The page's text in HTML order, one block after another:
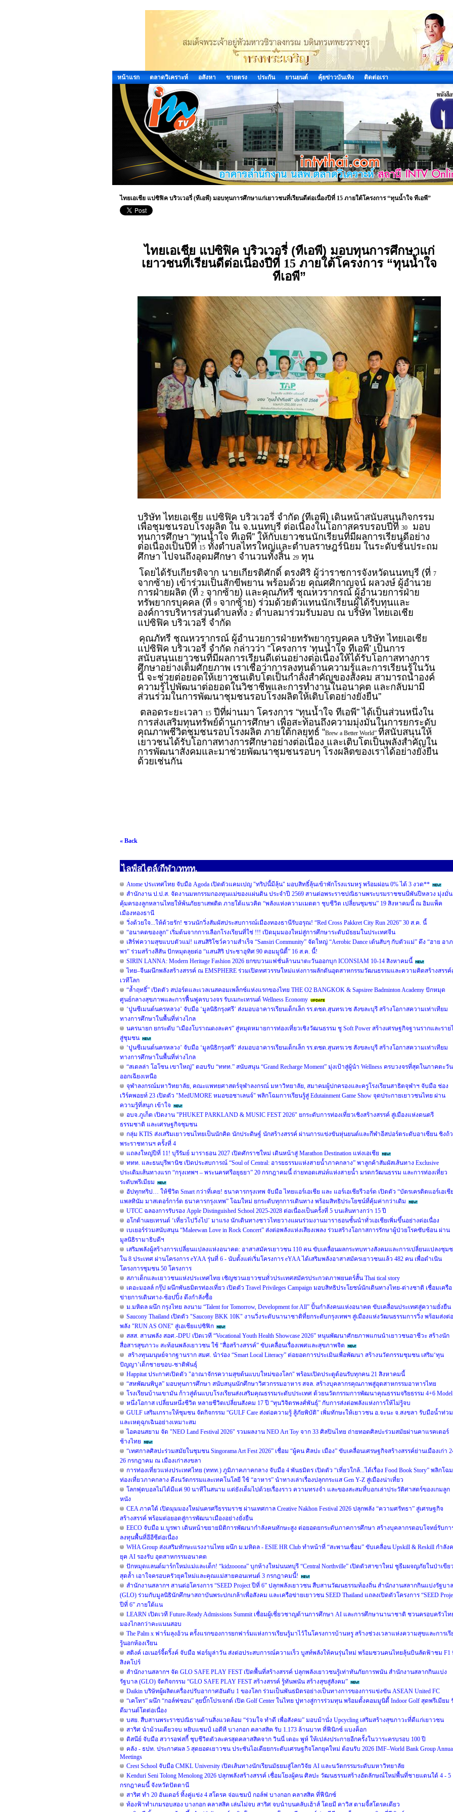
หน้าแรก ตลาดวิเคราะห์ อสังหา ขายตรง ประกัน ยานยนต์ คุ้ยข่าวบันเทิง ติดต่อเรา
ไทยเอเชีย แปซิฟิค บริวเวอรี่ (ทีเอพี) มอบทุนการศึกษาแก่เยาวชนที่เรียนดีต่อเนื่องปีที่ 15 ภายใต้โครงการ “ทุนน้ำใจ ทีเอพี”
ไทยเอเชีย แปซิฟิค บริวเวอรี่ (ทีเอพี) มอบทุนการศึกษาแก่
เยาวชนที่เรียนดีต่อเนื่องปีที่ 15 ภายใต้โครงการ “ทุนน้ำใจ
ทีเอพี”
บริษัท ไทยเอเชีย แปซิฟิค บริวเวอรี่ จำกัด (ทีเอพี) เดินหน้าสนับสนุนกิจกรรม
เพื่อชุมชนรอบโรงผลิต ใน จ.นนทบุรี ต่อเนื่องในโอกาสครบรอบปีที่ 30
มอบ
ทุนการศึกษา “ทุนน้ำใจ ทีเอพี” ให้กับเยาวชนนักเรียนที่มีผลการเรียนดีอย่าง
ต่อเนื่องเป็นปีที่ 15 ทั้งตำบลไทรใหญ่และตำบลราษฎร์นิยม ในระดับชั้นประถม
ศึกษา ไปจนถึงอุดมศึกษา จำนวนทั้งสิ้น 29 ทุน
โดยได้รับเกียรติจาก นายเกียรติศักดิ์ ตรงศิริ ผู้ว่าราชการจังหวัดนนทบุรี (ที่ 7
จากซ้าย) เข้าร่วมเป็นสักขีพยาน พร้อมด้วย คุณศศิกาญจน์ ผลวงษ์ ผู้อำนวย
การฝ่ายผลิต (ที่ 2 จากซ้าย) และคุณภัทรี ชุณหวรากรณ์ ผู้อำนวยการฝ่าย
ทรัพยากรบุคคล (ที่ 9 จากซ้าย) ร่วมด้วยตัวแทนนักเรียนผู้ได้รับทุนและ
องค์การบริหารส่วนตำบลทั้ง 2 ตำบลมาร่วมรับมอบ ณ บริษัท ไทยเอเชีย
แปซิฟิค บริวเวอรี่ จำกัด
คุณภัทรี ชุณหวรากรณ์ ผู้อำนวยการฝ่ายทรัพยากรบุคคล บริษัท ไทยเอเชีย
แปซิฟิค บริวเวอรี่ จำกัด กล่าวว่า “โครงการ ‘ทุนน้ำใจ ทีเอพี’ เป็นการ
สนับสนุนเยาวชนที่มีผลการเรียนดีเด่นอย่างต่อเนื่องให้ได้รับโอกาสทางการ
ศึกษาอย่างเต็มศักยภาพ เราเชื่อว่าการลงทุนด้านความรู้และการเรียนรู้ในวัน
นี้ จะช่วยต่อยอดให้เยาวชนเติบโตเป็นกำลังสำคัญของสังคม สามารถนำองค์
ความรู้ไปพัฒนาต่อยอดในวิชาชีพและการทำงานในอนาคต และกลับมามี
ส่วนร่วมในการพัฒนาชุมชนรอบโรงผลิตให้เติบโตอย่างยั่งยืน”
ตลอดระยะเวลา 15 ปีที่ผ่านมา โครงการ “ทุนน้ำใจ ทีเอพี” ได้เป็นส่วนหนึ่งใน
การส่งเสริมทุนทรัพย์ด้านการศึกษา เพื่อสะท้อนถึงความมุ่งมั่นในการยกระดับ
คุณภาพชีวิตชุมชนรอบโรงผลิต ภายใต้กลยุทธ์ “Brew a Better World” ที่สนับสนุนให้
เยาวชนได้รับโอกาสทางการศึกษาอย่างต่อเนื่อง และเติบโตเป็นพลังสำคัญใน
การพัฒนาสังคมและมาช่วยพัฒนาชุมชนรอบๆ โรงผลิตของเราได้อย่างยั่งยืน
ด้วยเช่นกัน
« Back
ไลฟ์สไตล์/กีฬา/ททท.
Atome ประเทศไทย จับมือ Agoda เปิดตัวแคมเปญ "ทริปนี้มีลุ้น" มอบสิทธิ์ลุ้นเข้าพักโรงแรมหรู พร้อมผ่อน 0% ได้ 3 งวด**
สำนักงาน ป.ป.ส. จัดงานมหกรรมกองทุนแม่ของแผ่นดิน ประจำปี 2569 สานต่อพระราชปณิธานพระบรมราชชนนีพันปีหลวง มุ่งมั่น
คุ้มครองลูกหลานไทยให้พ้นภัยยาเสพติด ภายใต้แนวคิด “พลังแห่งความเมตตา ชุบชีวิต เปลี่ยนชุมชน” 19 สิงหาคมนี้ ณ อิมแพ็ค
เมืองทองธานี
วิ่งด้วยใจ...ให้ด้วยรัก! ชวนนักวิ่งสัมผัสประสบการณ์เมืองทองธานีรับอรุณ! “Red Cross Pakkret City Run 2026” 30 ส.ค. นี้
“อนาคตของลูก” เริ่มต้นจากการเลือกโรงเรียนที่ใช่ !!! เปิดมุมมองใหม่สู่การศึกษาระดับมัธยมในประเทศจีน
เสิร์ฟความสุขแบบตัวแม่! แสนสิริโชว์ความสำเร็จ “Sansiri Community” จัดใหญ่ “Aerobic Dance เต้นสับๆ กับตัวแม่” ดึง “ฮาย อา
พร” ร่วมสร้างสีสัน ปักหมุดลุยต่อ “แสนสิริ ประชาอุทิศ 90 คอมมูนิตี้” 16 ส.ค. นี้!
SIRIN LANNA: Modern Heritage Fashion 2026 ยกขบวนแฟชั่นล้านนาตะวันออกบุก ICONSIAM 10-14 สิงหาคมนี้
ไทย–จีนผนึกพลังสร้างสรรค์ ณ EMSPHERE ร่วมเปิดทศวรรษใหม่แห่งการผลักดันอุตสาหกรรมวัฒนธรรมและความคิดสร้างสรรค์
เวทีโลก
“ล้ำฤทธิ์” เปิดตัว สปอร์ตและเวลเนสคอมเพล็กซ์แห่งแรกของไทย THE O2 BANGKOK & Sapsiree Badminton Academy ปักหมุด
ศูนย์กลางสุขภาพและการฟื้นฟูครบวงจร รับเมกะเทรนด์ Wellness Economy
‘ปูนซีเมนต์นครหลวง’ จับมือ ‘มูลนิธิกรุงศรี’ ส่งมอบอาคารเรียนเด็กเล็ก รร.ตชด.สุนทรเวช สังขละบุรี สร้างโอกาสความเท่าเทียม
ทางการศึกษาในพื้นที่ห่างไกล
นครนายก ยกระดับ “เมืองโบราณดงละคร” สู่หมุดหมายการท่องเที่ยวเชิงวัฒนธรรม ชู Soft Power สร้างเศรษฐกิจฐานรากและราย
สู่ชุมชน
‘ปูนซีเมนต์นครหลวง’ จับมือ ‘มูลนิธิกรุงศรี’ ส่งมอบอาคารเรียนเด็กเล็ก รร.ตชด.สุนทรเวช สังขละบุรี สร้างโอกาสความเท่าเทียม
ทางการศึกษาในพื้นที่ห่างไกล
“สเตลล่า โอโซน เขาใหญ่” ตอบรับ “ททท.” สนับสนุน “Grand Recharge Moment” มุ่งเป้าสู่ผู้นำ Wellness ครบวงจรที่สุดในภาคตะวัน
ออกเฉียงเหนือ
จุฬาลงกรณ์มหาวิทยาลัย, คณะแพทยศาสตร์จุฬาลงกรณ์ มหาวิทยาลัย, สมาคมผู้ปกครองและครูโรงเรียนสาธิตจุฬาฯ จับมือ ช่อง
เวิร์คพอยท์ 23 เปิดตัว "MedUMORE หมอขอชาเลนจ์" พลิกโฉมการเรียนรู้สู่ Edutainment Game Show จุดประกายเยาวชนไทย ผ่าน
ความรู้ที่สนุก เข้าใจ
อบจ.ภูเก็ต เปิดงาน "PHUKET PARKLAND & MUSIC FEST 2026" ยกระดับการท่องเที่ยวเชิงสร้างสรรค์ สู่เมืองแห่งดนตรี
ธรรมชาติ และเศรษฐกิจชุมชน
กลุ่ม KTIS ส่งเสริมเยาวชนไทยเป็นนักคิด นักประดิษฐ์ นักสร้างสรรค์ ผ่านการแข่งขันหุ่นยนต์และกีฬาอีสปอร์ตระดับอาเซียน ชิงถ้
พระราชทานฯ ครั้งที่ 4
แถลงใหญ่ปีที่ 11! บุรีรัมย์ มาราธอน 2027 เปิดศักราชใหม่ เดินหน้าสู่ Marathon Destination แห่งเอเชีย
ททท. และธนบุรีพานิช เปิดประสบการณ์ “Soul of Central: อารยธรรมแห่งสายน้ำภาคกลาง” พาลูกค้าสัมผัสเส้นทาง Exclusive
ประเดิมเส้นทางแรก “กรุงเทพฯ – พระนครศรีอยุธยา” 20 กรกฎาคมนี้ ถ่ายทอดเสน่ห์แห่งสายน้ำ มรดกวัฒนธรรม และการท่องเที่ยว
ระดับพรีเมียม
อัปทุกทริป… ให้ชีวิต Smart กว่าที่เคย! ธนาคารกรุงเทพ จับมือ ไทยแอร์เอเชีย และ แอร์เอเชียรีวอร์ด เปิดตัว “บัตรเครดิตแอร์เอเชีย
แพลทินัม มาสเตอร์การ์ด ธนาคารกรุงเทพ” โฉมใหม่ ยกระดับทุกการเดินทาง พร้อมสิทธิประโยชน์ที่คุ้มค่ากว่าเดิม
UTCC ฉลองการรับรอง Apple Distinguished School 2025-2028 ต่อเนื่องเป็นครั้งที่ 5 บนเส้นทางกว่า 15 ปี
อโกด้าเผยเทรนด์ ‘เที่ยวไปวิ่งไป’ มาแรง นักเดินทางชาวไทยวางแผนร่วมงานมาราธอนชั้นนำทั่วเอเชียเพิ่มขึ้นอย่างต่อเนื่อง
เบเยอร์ร่วมสนับสนุน “Maleewan Love in Rock Concert” ส่งต่อพลังแห่งเสียงเพลง ร่วมสร้างโอกาสการรักษาผู้ป่วยโรคซับซ้อน ผ่าน
มูลนิธิรามาธิบดีฯ
เสริมพลังผู้สร้างการเปลี่ยนแปลงแห่งอนาคต: อาสาสมัครเยาวชน 110 คน ขับเคลื่อนผลกระทบทางสังคมและการเปลี่ยนแปลงชุม
ใน 8 ประเทศ ผ่านโครงการ eYAA รุ่นที่ 6 - นับตั้งแต่เริ่มโครงการ eYAA ได้เสริมพลังอาสาสมัครเยาวชนแล้ว 482 คน เพื่อดำเนิน
โครงการชุมชน 50 โครงการ
สภาเด็กและเยาวชนแห่งประเทศไทย เชิญชวนเยาวชนทั่วประเทศสมัครประกวดภาพยนตร์สั้น Thai tical story
เดอะมอลล์ กรุ๊ป ผนึกพันธมิตรท่องเที่ยว เปิดตัว Travel Privileges Campaign มอบสิทธิประโยชน์นักเดินทางไทย-ต่างชาติ เชื่อมเครือ
ข่ายการเดินทาง-ช้อปปิ้ง ดึงกำลังซื้อ
ม.มหิดล ผนึก กรุงไทย ลงนาม “Talent for Tomorrow, Development for All” ปั้นกำลังคนแห่งอนาคต ขับเคลื่อนประเทศสู่ความยั่งยืน
Saucony Thailand เปิดตัว "Saucony BKK 10K" งานวิ่งระดับนานาชาติที่ยกระดับกรุงเทพฯ สู่เมืองแห่งวัฒนธรรมการวิ่ง พร้อมส่งต่อ
พลัง "RUN AS ONE" สู่เอเชียแปซิฟิก
สสส. สานพลัง สอศ.-DPU เปิดเวที “Vocational Youth Health Showcase 2026” หนุนพัฒนาศักยภาพแกนนำเยาวชนอาชีวะ สร้างนัก
สื่อสารสุขภาวะ สะท้อนพลังเยาวชน ใช้ “สื่อสร้างสรรค์” ขับเคลื่อนเรื่องเพศและสุขภาพจิต
สร้างทุนมนุษย์จากฐานราก สมศ. นำร่อง “Smart Local Literacy” ต่อยอดการประเมินเพื่อพัฒนา สร้างนวัตกรรมชุมชน เสริม‘ทุน
ปัญญา’เด็กชายขอบ-ชาติพันธุ์
Happitat ประกาศเปิดตัว "อาณาจักรความสุขต้นแบบใหม่ของโลก" พร้อมเปิดประตูต้อนรับทุกคน 21 สิงหาคมนี้
“สหพัฒนพิบูล” มอบทุนการศึกษา สนับสนุนนักศึกษาวิศวกรรมอาหาร สจล. สร้างบุคลากรคุณภาพสู่อุตสาหกรรมอาหารไทย
โรงเรียนบ้านเขามัน ก้าวสู่ต้นแบบโรงเรียนส่งเสริมคุณธรรมระดับประเทศ ด้วยนวัตกรรมการพัฒนาคุณธรรมจริยธรรม 4+6 Model
หนึ่งโอกาส เปลี่ยนหนึ่งชีวิต หลายชีวิตเปลี่ยนสังคม 17 ปี “ทุนวิจิตรพงศ์พันธุ์” กับการส่งต่อพลังแห่งการให้ไม่รู้จบ
GULF เสริมเกราะให้ชุมชน จัดกิจกรรม “GULF Care ส่งต่อความรู้ สู้ภัยพิบัติ” เพิ่มทักษะให้เยาวชน อ.จะนะ จ.สงขลา รับมือน้ำท่วม
และเหตุฉุกเฉินอย่างเหมาะสม
ไอคอนสยาม จัด "NEO Land Festival 2026" รวมผลงาน NEO Art Toy จาก 33 ศิลปินไทย ถ่ายทอดศิลปะร่วมสมัยผ่านคาแรคเตอร์
ช้างไทย
“เทศกาลศิลปะร่วมสมัยในชุมชน Singorama Art Fest 2026” เชื่อม “ผู้คน ศิลปะ เมือง” ขับเคลื่อนเศรษฐกิจสร้างสรรค์ย่านเมืองเก่า
26 กรกฎาคม ณ เมืองเก่าสงขลา
การท่องเที่ยวแห่งประเทศไทย (ททท.) ภูมิภาคภาคกลาง จับมือ 4 พันธมิตร เปิดตัว “เที่ยวใกล้...ได้เรื่อง Food Book Story” พลิกโฉม
ท่องเที่ยวภาคกลาง ดึงนวัตกรรมและเทคโนโลยี ใช้ “อาหาร” นำทางเล่าเรื่องปลุกกระแส Gen Y-Z สู่เมืองน่าเที่ยว
โลกฟุตบอลไม่ได้มีแค่ 90 นาทีในสนาม แต่ยังเต็มไปด้วยเรื่องราว ความทรงจำ และของสะสมที่บอกเล่าประวัติศาสตร์ของเกมลูก
หนัง
CEA ภาคใต้ เปิดมุมมองใหม่นครศรีธรรมราช ผ่านเทศกาล Creative Nakhon Festival 2026 ปลุกพลัง “ความศรัทธา” สู่เศรษฐกิจ
สร้างสรรค์ พร้อมต่อยอดสู่การพัฒนาเมืองอย่างยั่งยืน
EECO จับมือ ม.บูรพา เดินหน้าขยายมิติการพัฒนากำลังคนทักษะสูง ต่อยอดยกระดับภาคการศึกษา สร้างบุคลากรตอบโจทย์รับกา
ลงทุนพื้นที่อีอีซีต่อเนื่อง
WHA Group ส่งเสริมทักษะแรงงานไทย ผนึก ม.มหิดล - ESIE HR Club ทำหน้าที่ “สะพานเชื่อม” ขับเคลื่อน Upskill & Reskill กำลัง
ยุค AI รองรับ อุตสาหกรรมอนาคต
ปักหมุดแลนด์มาร์กใหม่แม่และเด็ก! “kidzooona” บุกห้างใหม่นนทบุรี “Central Northville” เปิดตัวสาขาใหม่ ชูธีมผจญภัยในป่าเขียว
สุดล้ำ เอาใจครอบครัวยุคใหม่และคุณแม่สายคอนเทนต์ 3 กรกฎาคมนี้!
สำนักงานสลากฯ สานต่อโครงการ “SEED Project ปีที่ 6” ปลุกพลังเยาวชน สืบสานวัฒนธรรมท้องถิ่น สำนักงานสลากกินแบ่งรัฐบาล
(GLO) ร่วมกับมูลนิธินักศึกษาสถาบันพระปกเกล้าเพื่อสังคม และเครือข่ายเยาวชน SEED Thailand แถลงเปิดตัวโครงการ “SEED
ปีที่ 6” ภายใต้แน
LEARN เปิดเวที Future-Ready Admissions Summit เชื่อมผู้เชี่ยวชาญด้านการศึกษา AI และการศึกษานานาชาติ ชวนครอบครัวไท
มองไกลกว่าคะแนนสอบ
The Palm x ฟาร์มลุงอ้วน ครั้งแรกของการยกฟาร์มแห่งการเรียนรู้มาไว้ในโครงการบ้านหรู สร้างช่วงเวลาแห่งความสุขและการเรี
รู้นอกห้องเรียน
สติงค์ เอเนอร์จี้ดริ้งค์ จับมือ ฟอร์มูล่าวัน ส่งต่อประสบการณ์ความเร็ว บูสท์พลังให้คนรุ่นใหม่ พร้อมชวนคนไทยลุ้นบินลัดฟ้าชม F1
สิงคโปร์
สำนักงานสลากฯ จัด GLO SAFE PLAY FEST เปิดพื้นที่สร้างสรรค์ ปลุกพลังเยาวชนรู้เท่าทันภัยการพนัน สำนักงานสลากกินแบ่ง
รัฐบาล (GLO) จัดกิจกรรม “GLO SAFE PLAY FEST สร้างสรรค์ รู้ทันพนัน สร้างสุขสู่สังคม”
Daikin บริษัทผู้ผลิตเครื่องปรับอากาศอันดับ 1 ของโลก ร่วมเป็นพันธมิตรอย่างเป็นทางการของการแข่งขัน ASEAN United FC
“เคโทร” ผนึก “กอล์ฟซอน” ลุยบิ๊กโปรเจกต์ เปิด Golf Center ในไทย ปูทางสู่การร่วมทุน พร้อมตั้งคอมมูนิตี้ Indoor Golf สุดพรีเมียม
ดีมานด์โตต่อเนื่อง
บสย. สืบสานพระราชปณิธานด้านสิ่งแวดล้อม “ร่วมใจ ทำดี เพื่อสังคม” มอบม้านั่ง Upcycling เสริมสร้างสุขภาวะที่ดีแก่เยาวชน
สาริศ นำม้วนเดียวจบ หยิบแชมป์ เอดีที บางกอก คลาสสิค รับ 1.173 ล้านบาท ที่ฟีนิกซ์ แบงค็อก
ดิสนีย์ จับมือ สวารอฟสกี้ ชุบชีวิตตัวละครสุดคลาสสิคจาก วินนี่ เดอะ พูห์ ให้เปล่งประกายอีกครั้งในวาระครบรอบ 100 ปี
คลัง - ธปท. ประกาศผล 5 สุดยอดเยาวชน ประชันไอเดียยกระดับเศรษฐกิจโลกยุคใหม่ ต้อนรับ 2026 IMF–World Bank Group
Meetings
Crest School จับมือ CMKL University เปิดเส้นทางนักเรียนมัธยมสู่โลกวิจัย AI และนวัตกรรมระดับมหาวิทยาลัย
Kenduri Seni Tolong Menolong 2026 ปลุกพลังสร้างสรรค์ เชื่อมโยงผู้คน ศิลปะ วัฒนธรรมสร้างอัตลักษณ์ใหม่พื้นที่ชายแดนใต้ 4 - 5
กรกฎาคมนี้ จังหวัดปัตตานี
สาริศ ทำ 20 อันเดอร์ ทิ้งคู่แข่ง 4 สโตรค จ่อแชมป์ กอล์ฟ บางกอก คลาสสิค ที่ฟีนิกซ์
ท้องฟ้าทำเกมรอบสอง บางกอก คลาสสิค เล่นไม่จบ สาริศ จบนำบนคลับเฮ้าส์ โดยมี คาวิส ตามจี้สโตรคเดียว